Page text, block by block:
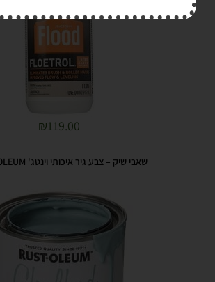
₪119.00
שאבי שיק – צבע גיר איכותי וינטג' RUST-OLEUM